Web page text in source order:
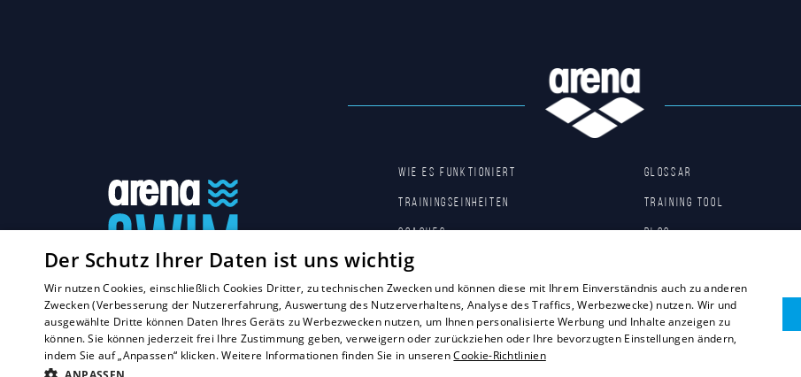
Wie es funktioniert
Trainingseinheiten
Coaches
Basisübungen
Glossar
Training tool
Blog
Der Schutz Ihrer Daten ist uns wichtig
Wir nutzen Cookies, einschließlich Cookies Dritter, zu technischen Zwecken und können diese mit Ihrem Einverständnis auch zu anderen
Zwecken (Verbesserung der Nutzererfahrung, Auswertung des Nutzerverhaltens, Analyse des Traffics, Werbezwecke) nutzen. Wir und
ausgewählte Dritte können Daten Ihres Geräts zu Werbezwecken nutzen, um Ihnen personalisierte Werbung und Inhalte anzeigen zu
können. Sie können jederzeit frei Ihre Zustimmung geben, verweigern oder zurückziehen oder Ihre bevorzugten Einstellungen ändern,
indem Sie auf „Anpassen“ klicken. Weitere Informationen finden Sie in unserenCookie-Richtlinien